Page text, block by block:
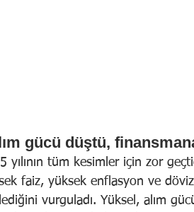
gücü düştü,
yılının tüm kesimler için zor
faiz, yüksek enflasyon ve
vurguladı. Yüksel, alım